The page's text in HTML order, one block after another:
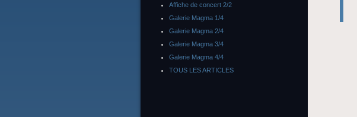
Affiche de concert 2/2
Galerie Magma 1/4
Galerie Magma 2/4
Galerie Magma 3/4
Galerie Magma 4/4
TOUS LES ARTICLES